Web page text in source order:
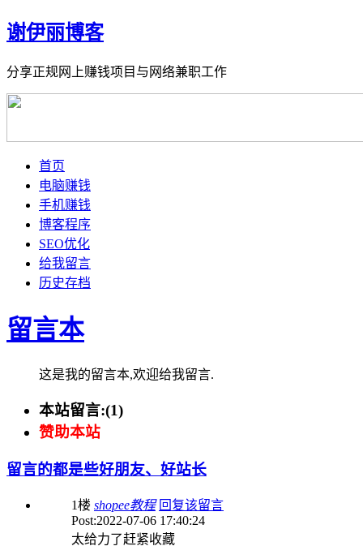
谢伊丽博客
分享正规网上赚钱项目与网络兼职工作
首页
电脑赚钱
手机赚钱
博客程序
SEO优化
给我留言
历史存档
留言本
这是我的留言本,欢迎给我留言.
本站留言:(1)
赞助本站
留言的都是些好朋友、好站长
1楼 shopee教程 回复该留言
Post:2022-07-06 17:40:24
太给力了赶紧收藏